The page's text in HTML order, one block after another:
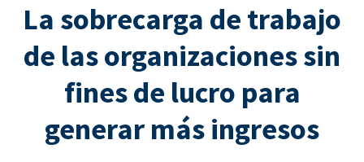
La sobrecarga de trabajo
de las organizaciones sin
fines de lucro para
generar más ingresos